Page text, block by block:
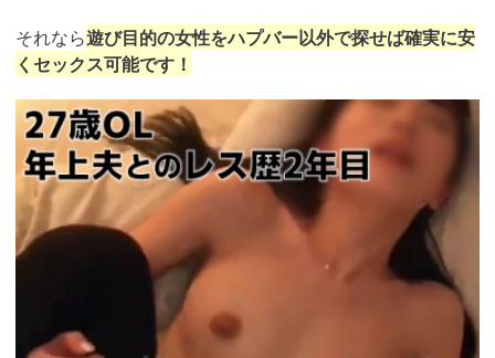
それなら遊び目的の女性をハプバー以外で探せば確実に安
くセックス可能です！
https://pcmax.jp/lp/?
ad_id=rm327007